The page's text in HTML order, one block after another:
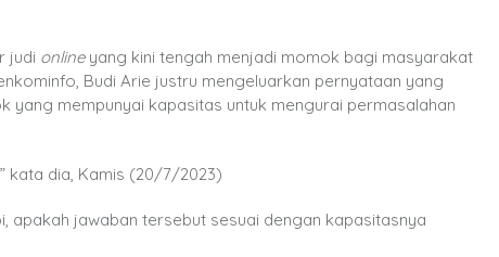
judi online yang kini tengah menjadi momok bagi masyarakat
Budi Arie justru mengeluarkan pernyataan yang
mempunyai kapasitas untuk mengurai permasalahan
kata dia, Kamis (20/7/2023)
apakah jawaban tersebut sesuai dengan kapasitasnya